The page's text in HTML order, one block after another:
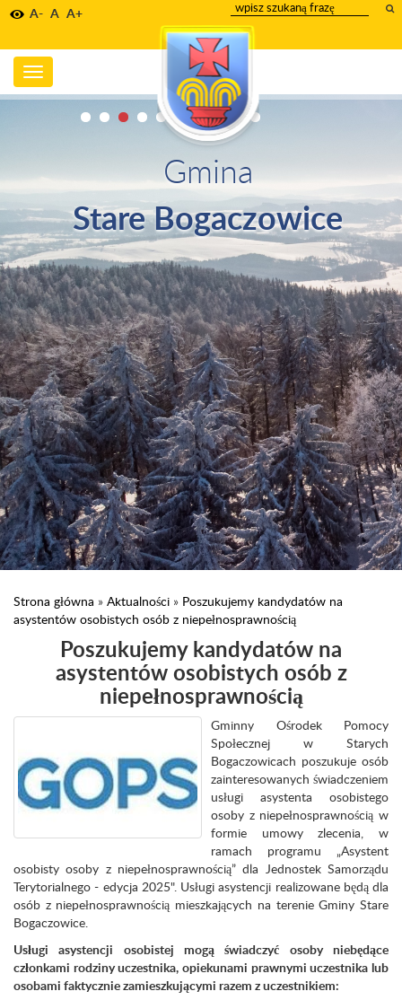
A- A A+
wpisz
szukany
tekst
Toggle
navigation
Gmina
Stare Bogaczowice
Strona główna » Aktualności » Poszukujemy kandydatów na
asystentów osobistych osób z niepełnosprawnością
Poszukujemy kandydatów na
asystentów osobistych osób z
niepełnosprawnością
Gminny Ośrodek Pomocy
Społecznej w Starych
Bogaczowicach poszukuje osób
zainteresowanych świadczeniem
usługi asystenta osobistego
osoby z niepełnosprawnością w
formie umowy zlecenia, w
ramach programu „Asystent
osobisty osoby z niepełnosprawnością” dla Jednostek Samorządu
Terytorialnego - edycja 2025". Usługi asystencji realizowane będą dla
osób z niepełnosprawnością mieszkających na terenie Gminy Stare
Bogaczowice.
Usługi asystencji osobistej mogą świadczyć osoby niebędące
członkami rodziny uczestnika, opiekunami prawnymi uczestnika lub
osobami faktycznie zamieszkującymi razem z uczestnikiem: